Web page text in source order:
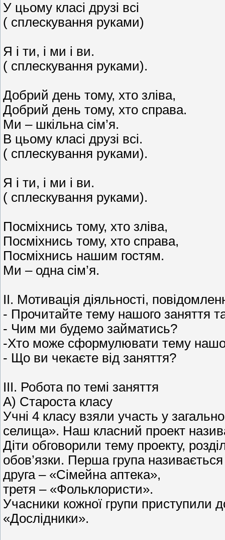
У цьому класі друзі всі
( сплескування руками)
Я і ти, і ми і ви.
( сплескування руками).
Добрий день тому, хто зліва,
Добрий день тому, хто справа.
Ми – шкільна сім’я.
В цьому класі друзі всі.
( сплескування руками).
Я і ти, і ми і ви.
( сплескування руками).
Посміхнись тому, хто зліва,
Посміхнись тому, хто справа,
Посміхнись нашим гостям.
Ми – одна сім’я.
II. Мотивація діяльності,
- Прочитайте тему нашого заняття
- Чим ми будемо займатись?
-Хто може сформулювати тему
- Що ви чекаєте від заняття?
III. Робота по темі заняття
А) Староста класу
Учні 4 класу взяли участь у
селища». Наш класний проект
Діти обговорили тему проекту,
обов’язки. Перша група
друга – «Сімейна аптека»,
третя – «Фольклористи».
Учасники кожної групи приступили
«Дослідники».